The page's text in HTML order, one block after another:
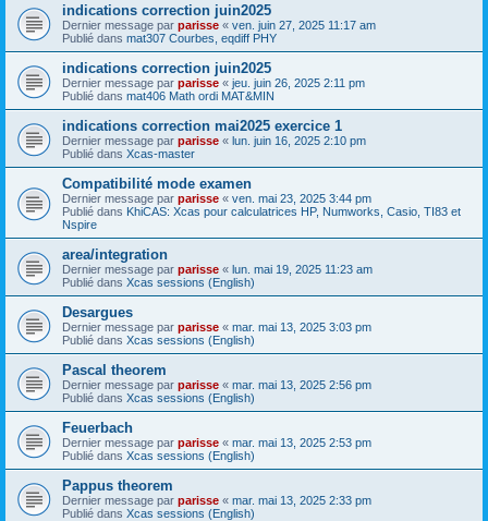
indications correction juin2025
Dernier message par parisse « ven. juin 27, 2025 11:17 am
Publié dans mat307 Courbes, eqdiff PHY
indications correction juin2025
Dernier message par parisse « jeu. juin 26, 2025 2:11 pm
Publié dans mat406 Math ordi MAT&MIN
indications correction mai2025 exercice 1
Dernier message par parisse « lun. juin 16, 2025 2:10 pm
Publié dans Xcas-master
Compatibilité mode examen
Dernier message par parisse « ven. mai 23, 2025 3:44 pm
Publié dans KhiCAS: Xcas pour calculatrices HP, Numworks, Casio, TI83 et
Nspire
area/integration
Dernier message par parisse « lun. mai 19, 2025 11:23 am
Publié dans Xcas sessions (English)
Desargues
Dernier message par parisse « mar. mai 13, 2025 3:03 pm
Publié dans Xcas sessions (English)
Pascal theorem
Dernier message par parisse « mar. mai 13, 2025 2:56 pm
Publié dans Xcas sessions (English)
Feuerbach
Dernier message par parisse « mar. mai 13, 2025 2:53 pm
Publié dans Xcas sessions (English)
Pappus theorem
Dernier message par parisse « mar. mai 13, 2025 2:33 pm
Publié dans Xcas sessions (English)